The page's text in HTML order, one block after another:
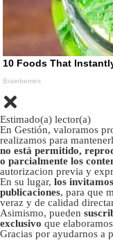
Estimado(a) lector(a)
En Gestión, valoramos
realizamos para
no está permitido,
o parcialmente los
autorizacion previa y
En su lugar, los
publicaciones, para que
veraz y de calidad
Asimismo, pueden
exclusivo que
Gracias por ayudarnos a